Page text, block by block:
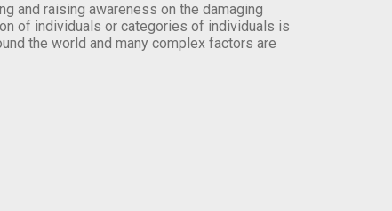
and raising awareness on the damaging
of individuals or categories of individuals is
the world and many complex factors are